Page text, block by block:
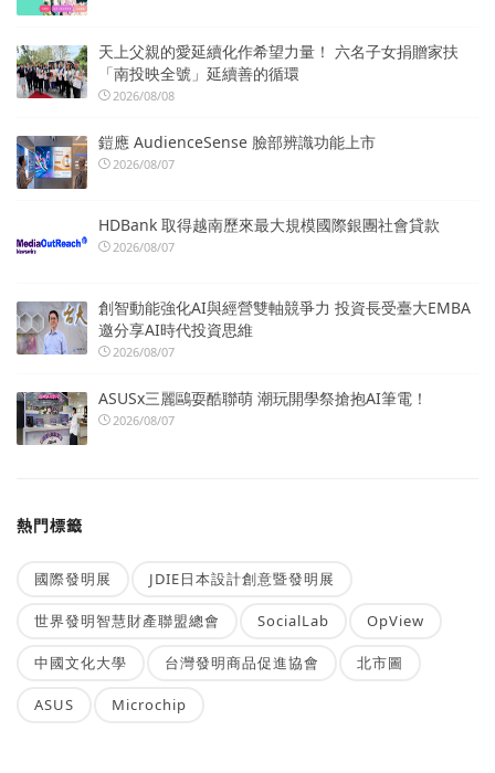
天上父親的愛延續化作希望力量！ 六名子女捐贈家扶
「南投映全號」延續善的循環
2026/08/08
鎧應 AudienceSense 臉部辨識功能上市
2026/08/07
HDBank 取得越南歷來最大規模國際銀團社會貸款
2026/08/07
創智動能強化AI與經營雙軸競爭力 投資長受臺大EMBA
邀分享AI時代投資思維
2026/08/07
ASUSx三麗鷗耍酷聯萌 潮玩開學祭搶抱AI筆電！
2026/08/07
熱門標籤
國際發明展 JDIE日本設計創意暨發明展
世界發明智慧財產聯盟總會 SocialLab OpView
中國文化大學 台灣發明商品促進協會 北市圖
ASUS Microchip